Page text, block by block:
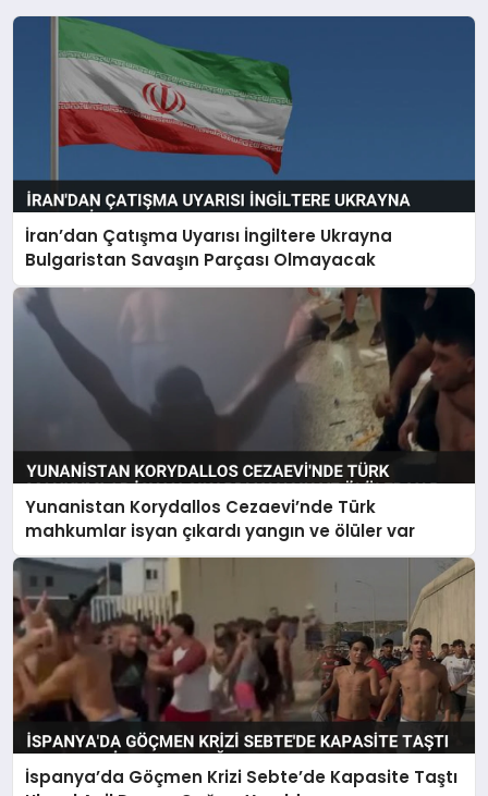
İran’dan Çatışma Uyarısı İngiltere Ukrayna
Bulgaristan Savaşın Parçası Olmayacak
Yunanistan Korydallos Cezaevi’nde Türk
mahkumlar isyan çıkardı yangın ve ölüler var
İspanya’da Göçmen Krizi Sebte’de Kapasite Taştı